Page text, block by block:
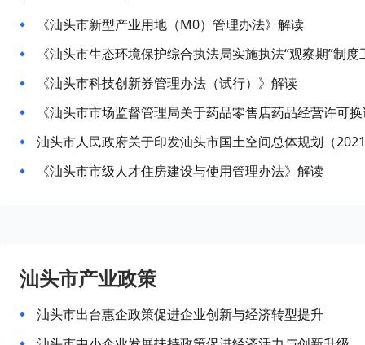
《汕头市新型产业用地（M0）管理办法》解读
《汕头市生态环境保护综合执法局实施执法“观察期”制
《汕头市科技创新券管理办法（试行）》解读
汕头市人民政府关于印发汕头市国土空间总体规划（
《汕头市市级人才住房建设与使用管理办法》解读
汕头市产业政策
汕头市出台惠企政策促进企业创新与经济转型提升